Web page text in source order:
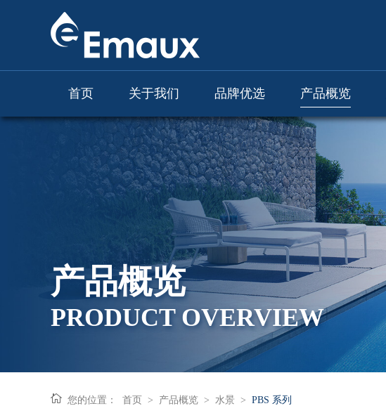
首页 关于我们 品牌优选 产品概览
产品概览
PRODUCT OVERVIEW
您的位置： 首页 > 产品概览 > 水景 > PBS 系列